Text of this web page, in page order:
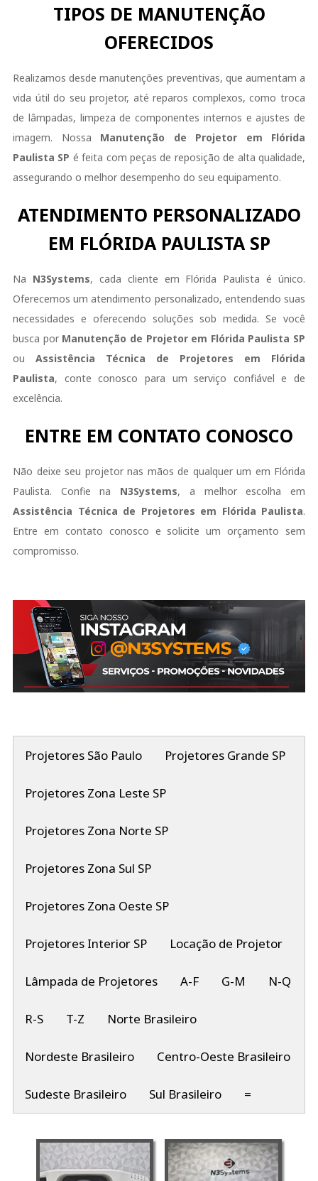
TIPOS DE MANUTENÇÃO
OFERECIDOS
Realizamos desde manutenções preventivas, que aumentam a
vida útil do seu projetor, até reparos complexos, como troca
de lâmpadas, limpeza de componentes internos e ajustes de
imagem. Nossa Manutenção de Projetor em Flórida
Paulista SP é feita com peças de reposição de alta qualidade,
assegurando o melhor desempenho do seu equipamento.
ATENDIMENTO PERSONALIZADO
EM FLÓRIDA PAULISTA SP
Na N3Systems, cada cliente em Flórida Paulista é único.
Oferecemos um atendimento personalizado, entendendo suas
necessidades e oferecendo soluções sob medida. Se você
busca por Manutenção de Projetor em Flórida Paulista SP
ou Assistência Técnica de Projetores em Flórida
Paulista, conte conosco para um serviço confiável e de
excelência.
ENTRE EM CONTATO CONOSCO
Não deixe seu projetor nas mãos de qualquer um em Flórida
Paulista. Confie na N3Systems, a melhor escolha em
Assistência Técnica de Projetores em Flórida Paulista.
Entre em contato conosco e solicite um orçamento sem
compromisso.
Projetores São Paulo Projetores Grande SP
Projetores Zona Leste SP
Projetores Zona Norte SP
Projetores Zona Sul SP
Projetores Zona Oeste SP
Projetores Interior SP Locação de Projetor
Lâmpada de Projetores A-F G-M N-Q
R-S T-Z Norte Brasileiro
Nordeste Brasileiro Centro-Oeste Brasileiro
Sudeste Brasileiro Sul Brasileiro =